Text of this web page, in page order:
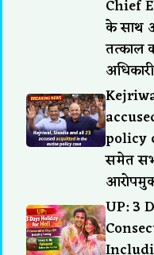
Chief
के साथ
तत्काल
policy
समेत
UP: 3